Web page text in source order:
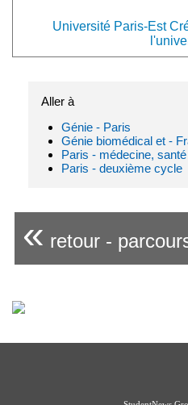
Université Paris-Est
Aller à
Génie - Paris
Génie biomédical et -
Paris - médecine, santé
Paris - deuxième cycle
« retour -